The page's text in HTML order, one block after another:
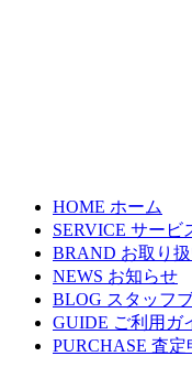
HOME ホーム
SERVICE サービ
BRAND お取り
NEWS お知らせ
BLOG スタッフ
GUIDE ご利用ガ
PURCHASE 査定